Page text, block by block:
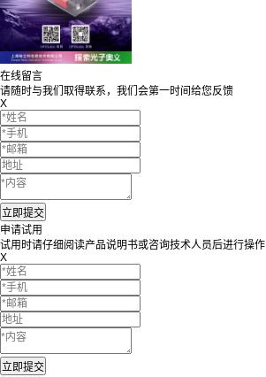
在线留言
请随时与我们取得联系，我们会第一时间给您反馈
X
申请试用
试用时请仔细阅读产品说明书或咨询技术人员后进行操作
X